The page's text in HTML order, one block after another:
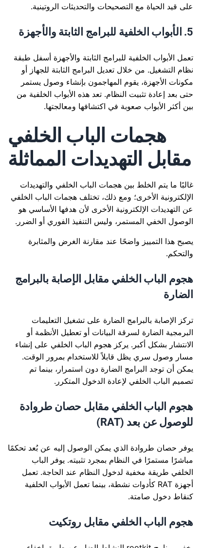
على قيد الحياة مع التصحيحات والتحديثات الروتينية.
5. الأبواب الخلفية للبرامج الثابتة والأجهزة
تعمل الأبواب الخلفية للبرامج الثابتة والأجهزة أسفل طبقة
نظام التشغيل. من خلال تعديل البرامج الثابتة للجهاز أو
مكونات الأجهزة، يقوم المهاجمون بإنشاء وصول يستمر
حتى بعد إعادة تثبيت النظام. تعد هذه الأبواب الخلفية من
بين أكثر الأبواب صعوبة في اكتشافها ومعالجتها.
هجمات الباب الخلفي
مقابل التهديدات المماثلة
غالبًا ما يتم الخلط بين هجمات الباب الخلفي والتهديدات
الإلكترونية الأخرى؛ ومع ذلك، تختلف هجمات الباب الخلفي
عن التهديدات الإلكترونية الأخرى لأن هدفها الأساسي هو
الوصول الخفي المستمر، وليس التنفيذ الفوري أو الضرر.
يصبح هذا التمييز واضحًا عند مقارنة الغرض والمثابرة
والتحكم.
هجوم الباب الخلفي مقابل الإصابة بالبرامج
الضارة
تركز الإصابة بالبرامج الضارة على تشغيل التعليمات
البرمجية الضارة لسرقة البيانات أو تعطيل الأنظمة أو
الانتشار بشكل أكبر. يركز هجوم الباب الخلفي على إنشاء
مسار وصول سري يظل قابلاً للاستخدام بمرور الوقت.
يمكن أن توجد البرامج الضارة دون استمرار، بينما تم
تصميم الباب الخلفي لإعادة الدخول المتكرر.
هجوم الباب الخلفي مقابل حصان طروادة
للوصول عن بعد (RAT)
يوفر حصان طروادة الذي يمكن الوصول إليه عن بُعد تحكمًا
مباشرًا مستمرًا في النظام بمجرد تثبيته. يوفر الباب
الخلفي طريقة مخفية لدخول النظام عند الحاجة. تعمل
أجهزة RAT كأدوات نشطة، بينما تعمل الأبواب الخلفية
كنقاط دخول صامتة.
هجوم الباب الخلفي مقابل روتكيت